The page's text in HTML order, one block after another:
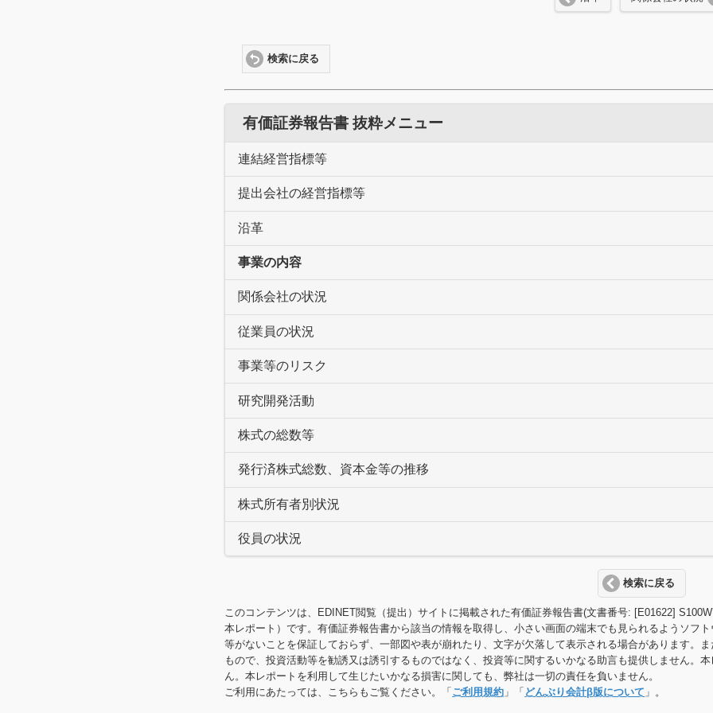
検索に戻る
有価証券報告書 抜粋メニュー
連結経営指標等
提出会社の経営指標等
沿革
事業の内容
関係会社の状況
従業員の状況
事業等のリスク
研究開発活動
株式の総数等
発行済株式総数、資本金等の推移
株式所有者別状況
役員の状況
検索に戻る
このコンテンツは、EDINET閲覧（提出）サイトに掲載された有価証券報告書(文書番号: [E01622]
本レポート）です。有価証券報告書から該当の情報を取得し、小さい画面の端末でも見られるようソフ
等がないことを保証しておらず、一部図や表が崩れたり、文字が欠落して表示される場合があります。
もので、投資活動等を勧誘又は誘引するものではなく、投資等に関するいかなる助言も提供しません。
ん。本レポートを利用して生じたいかなる損害に関しても、弊社は一切の責任を負いません。
ご利用にあたっては、こちらもご覧ください。「 ご利用規約 」「 どんぶり会計β版について 」。